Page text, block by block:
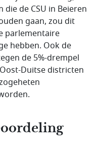
de CSU in Beieren
gaan, zou dit
parlementaire
hebben. Ook de
de 5%-drempel
Duitse districten